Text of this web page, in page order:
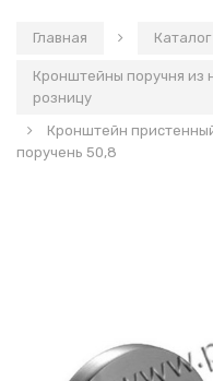
Главная Каталог
Кронштейны поручня из
розницу
Кронштейн
поручень 50,8